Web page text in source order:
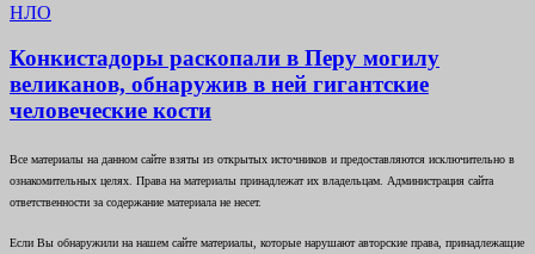
НЛО
Конкистадоры раскопали в Перу могилу
великанов, обнаружив в ней гигантские
человеческие кости
Все материалы на данном сайте взяты из открытых источников и предоставляются исключительно в
ознакомительных целях. Права на материалы принадлежат их владельцам. Администрация сайта
ответственности за содержание материала не несет.
Если Вы обнаружили на нашем сайте материалы, которые нарушают авторские права, принадлежащие